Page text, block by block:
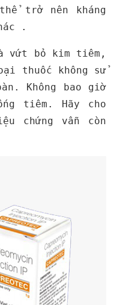
trở nên kháng
.
vứt bỏ kim tiêm,
thuốc không sử
Không bao giờ
tiêm. Hãy cho
chứng vẫn còn